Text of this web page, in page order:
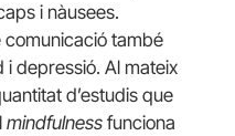
i nàusees.
comunicació també
i depressió. Al mateix
d’estudis que
mindfulness funciona